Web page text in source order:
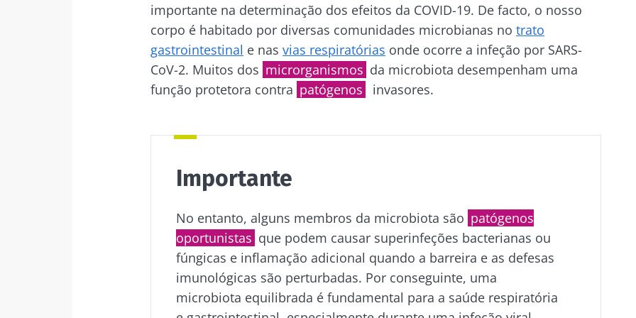
importante na determinação dos efeitos da COVID-19. De facto, o nosso
corpo é habitado por diversas comunidades microbianas no trato
gastrointestinal e nas vias respiratórias onde ocorre a infeção por SARS-
CoV-2. Muitos dos microrganismos da microbiota desempenham uma
função protetora contra patógenos invasores.
Importante
No entanto, alguns membros da microbiota são patógenos
oportunistas que podem causar superinfeções bacterianas ou
fúngicas e inflamação adicional quando a barreira e as defesas
imunológicas são perturbadas. Por conseguinte, uma
microbiota equilibrada é fundamental para a saúde respiratória
Redirecionamento
Você está prestes a ser redirecionado e deixar nosso site
Mantenha-se informado
Junte-se à comunidade da microbiota e receba "The Essential" uma
para se manter atualizado com as últimas notícias sobre a
Fique connosco!
Junte-se à comunidade da microbiota e receba "The Essential" uma
Gostaria de me inscrever para receber mais informações sobre a
Eu li e aceito ascondições gerais de utilizaçãoe apolítica de privacidade
Microbiota Institute.
* Campo obrigatório
BMI 20-35